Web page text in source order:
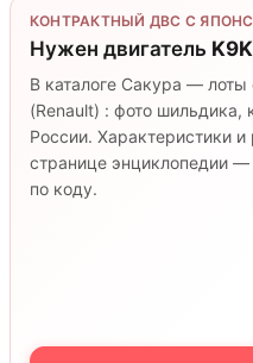
КОНТРАКТНЫЙ ДВС С
Нужен двигатель
В каталоге Сакура —
(Renault) : фото шильдика,
России. Характеристики
странице энциклопедии —
по коду.